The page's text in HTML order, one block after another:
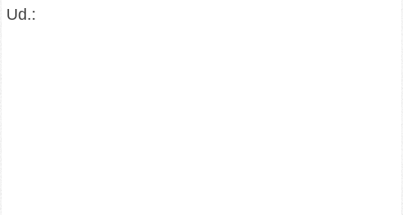
Ud.: